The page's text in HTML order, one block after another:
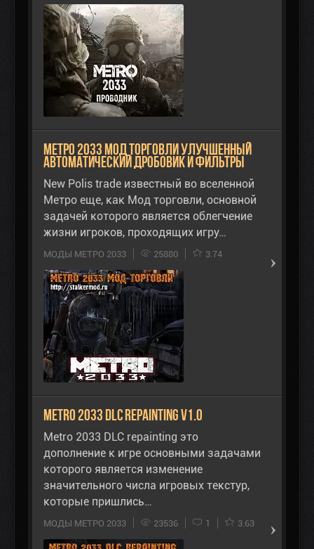
Метро 2033 Мод торговли улучшенный
автоматический дробовик и фильтры
New Polis trade известный во вселенной
Метро еще, как Мод торговли, основной
задачей которого является облегчение
жизни игроков, проходящих игру…
МОДЫ МЕТРО 2033 25880 3.74
Metro 2033 DLC repainting v1.0
Metro 2033 DLC repainting это
дополнение к игре основными задачами
которого является изменение
значительного числа игровых текстур,
которые пришлись…
МОДЫ МЕТРО 2033 23536 1 3.63